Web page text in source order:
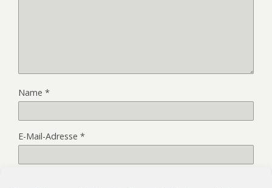
Name *
E-Mail-Adresse *